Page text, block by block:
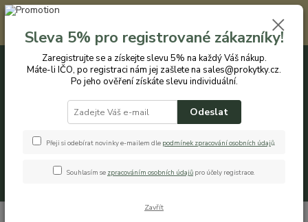
Registrovaným zákazníkům nabízíme slevu 5% na každý nákup. Máte-li
IČO, po registraci nám jej zašlete na sales@prokytky.cz. Po jeho ověření
získáte slevu individuální. Přejít na registraci →
CZK
+420 774 544 973 0ks
Sleva 5% pro registrované zákazníky!
Zaregistrujte se a získejte slevu 5% na každý Váš nákup.
Máte-li IČO, po registraci nám jej zašlete na sales@prokytky.cz.
Po jeho ověření získáte slevu individuální.
Odeslat
Přeji si odebírat novinky e-mailem dle podmínek zpracování osobních údajů.
Souhlasím se zpracováním osobních údajů pro účely registrace.
Zavřít